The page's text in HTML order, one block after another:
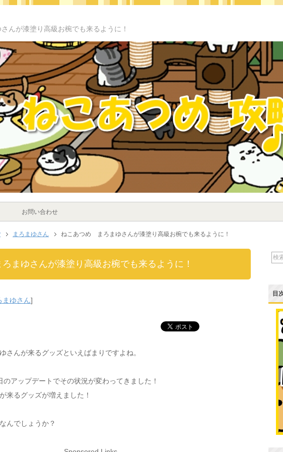
んが漆塗り高級お椀でも来るように！
お問い合わせ
まろまゆさん ねこあつめ まろまゆさんが漆塗り高級お椀でも来るように！
まゆさんが漆塗り高級お椀でも来るように！
まゆさん]
さんが来るグッズといえばまりですよね。
アップデートでその状況が変わってきました！
来るグッズが増えました！
んでしょうか？
目